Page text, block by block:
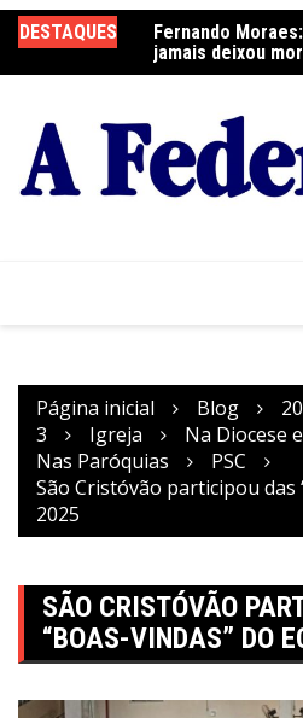
para
o
DESTAQUES
Fernando
jamais deixou
Curso Oração e
Página inicial Blog
3
Igreja
Na Diocese
Nas Paróquias
PSC
São Cristóvão participou das
2025
SÃO CRISTÓVÃO
“BOAS-VINDAS” DO